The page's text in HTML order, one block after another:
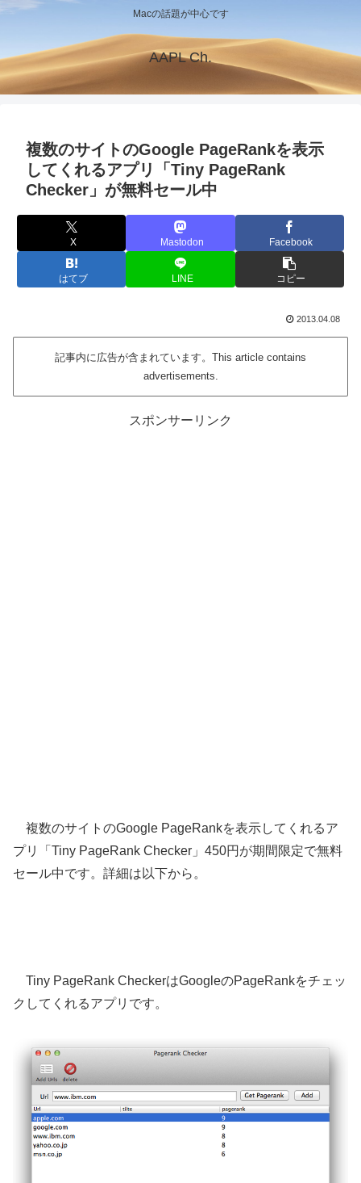
Macの話題が中心です
AAPL Ch.
複数のサイトのGoogle PageRankを表示
してくれるアプリ「Tiny PageRank
Checker」が無料セール中
X Mastodon Facebook
はてブ LINE コピー
2013.04.08
記事内に広告が含まれています。This article contains
advertisements.
スポンサーリンク
複数のサイトのGoogle PageRankを表示してくれるア
プリ「Tiny PageRank Checker」450円が期間限定で無料
セール中です。詳細は以下から。
Tiny PageRank CheckerはGoogleのPageRankをチェッ
クしてくれるアプリです。